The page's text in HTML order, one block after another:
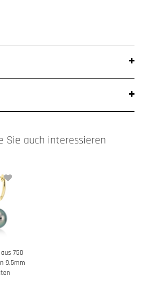
Sie auch interessieren
750
9,5mm